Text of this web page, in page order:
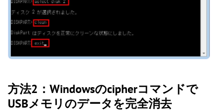
方法2：Windowsのcipherコマンドで
USBメモリのデータを完全消去